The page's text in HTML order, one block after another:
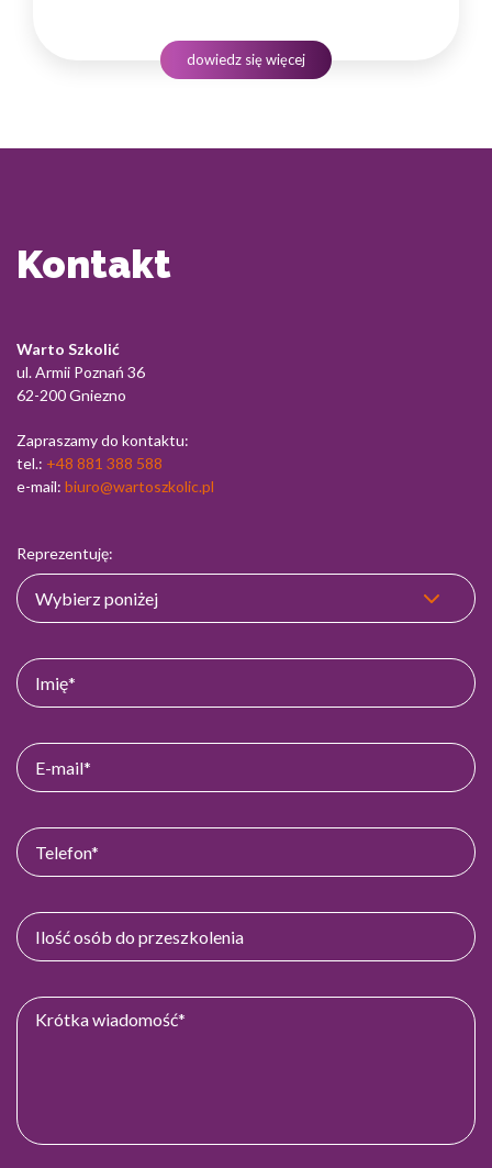
produktowej, lecz także rozwiniętych kompetencji
komunikacyjnych, empatii…
dowiedz się więcej
Kontakt
Warto Szkolić
ul. Armii Poznań 36
62-200 Gniezno
Zapraszamy do kontaktu:
tel.: +48 881 388 588
e-mail: biuro@wartoszkolic.pl
Reprezentuję: